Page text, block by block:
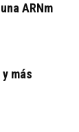
ARNm
más